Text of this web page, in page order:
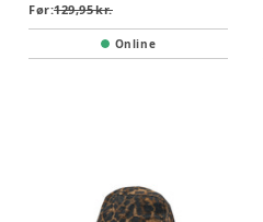
Før:129,95 kr.
Online